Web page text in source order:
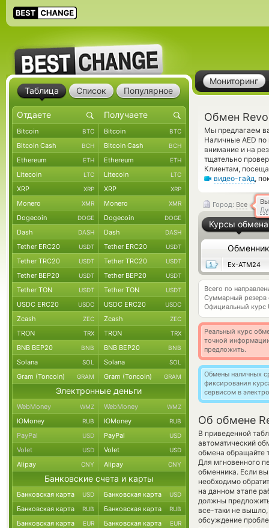
Мониторинг
Обмен
Мы предлагаем
Наличные AED
внимание и на
тщательно
Клиентам,
видео-гайд,
Город: Все
Курсы обмена
Обменник
Ex-ATM24
Всего по
Суммарный резерв
Официальный курс
Реальный курс
точной
предложить.
Обмены наличных
фиксирования
сервисом в
Об обмене
В приведенной
автоматический
обмена обращайте
Для мгновенного
обменника. Если
необходимо
на данном этапе
должны
все-таки не
обсуждение
Таблица Список Популярное
Bitcoin BTC Bitcoin BTC
Bitcoin Cash BCH Bitcoin Cash BCH
Ethereum ETH Ethereum ETH
Litecoin LTC Litecoin LTC
XRP XRP XRP XRP
Monero XMR Monero XMR
Dogecoin DOGE Dogecoin DOGE
Dash DASH Dash DASH
Tether ERC20 USDT Tether ERC20 USDT
Tether TRC20 USDT Tether TRC20 USDT
Tether BEP20 USDT Tether BEP20 USDT
Tether TON USDT Tether TON USDT
USDC ERC20 USDC USDC ERC20 USDC
Zcash ZEC Zcash ZEC
TRON TRX TRON TRX
BNB BEP20 BNB BNB BEP20 BNB
Solana SOL Solana SOL
Gram (Toncoin) GRAM Gram (Toncoin) GRAM
Электронные деньги
WebMoney WMZ WebMoney WMZ
ЮMoney RUB ЮMoney RUB
PayPal USD PayPal USD
Volet USD Volet USD
Alipay CNY Alipay CNY
Банковские счета и карты
Банковская карта USD Банковская карта USD
Банковская карта RUB Банковская карта RUB
Банковская карта EUR Банковская карта EUR